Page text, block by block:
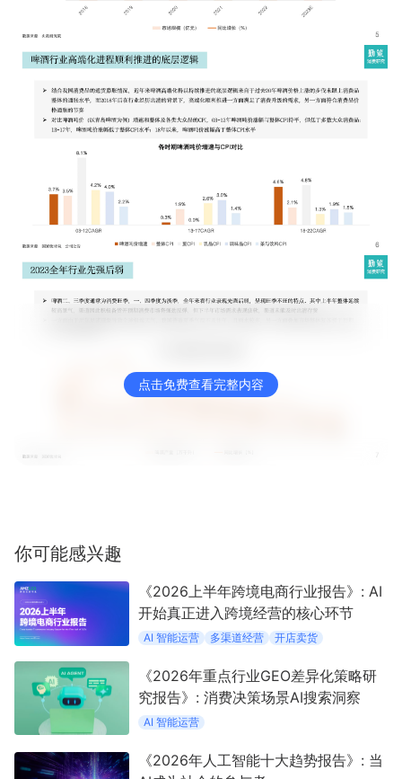
点击免费查看完整内容
你可能感兴趣
《2026上半年跨境电商行业报告》: AI
开始真正进入跨境经营的核心环节
AI 智能运营 多渠道经营 开店卖货
《2026年重点行业GEO差异化策略研
究报告》: 消费决策场景AI搜索洞察
AI 智能运营
《2026年人工智能十大趋势报告》: 当